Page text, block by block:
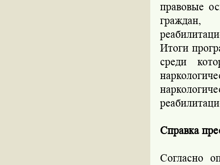
правовые
граждан,
Итоги
среди
Справка
Согласно